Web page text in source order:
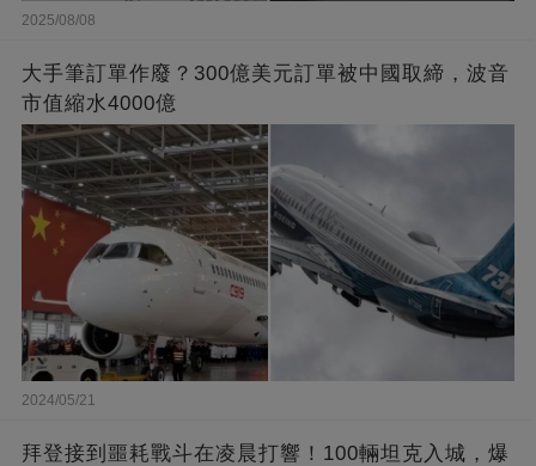
2025/08/08
大手筆訂單作廢？300億美元訂單被中國取締，波音
市值縮水4000億
2024/05/21
拜登接到噩耗戰斗在凌晨打響！100輛坦克入城，爆